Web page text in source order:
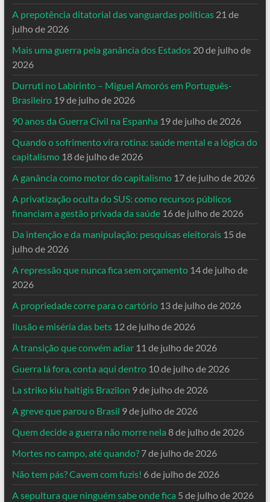
A prepotência ditatorial das vanguardas políticas 21 de
julho de 2026
Mais uma guerra pela ganância dos Estados 20 de julho de
2026
Durruti no Labirinto – Miguel Amorós em Português-
Brasileiro 19 de julho de 2026
90 anos da Guerra Civil na Espanha 19 de julho de 2026
Quando o sofrimento vira rotina: saúde mental e a lógica do
capitalismo 18 de julho de 2026
A ganância como motor do capitalismo 17 de julho de 2026
A privatização oculta do SUS: como recursos públicos
financiam a gestão privada da saúde 16 de julho de 2026
Da intenção e da manipulação: pesquisas eleitorais 15 de
julho de 2026
A repressão que nunca fica sem orçamento 14 de julho de
2026
A propriedade corre para o cartório 13 de julho de 2026
Ilusão e miséria das bets 12 de julho de 2026
A transição que convém adiar 11 de julho de 2026
Guerra lá fora, conta aqui dentro 10 de julho de 2026
La striko kiu haltigis Brazilon 9 de julho de 2026
A greve que parou o Brasil 9 de julho de 2026
Quem decide a guerra não morre nela 8 de julho de 2026
Mortes no campo, até quando? 7 de julho de 2026
Não tem pás? Cavem com fuzis! 6 de julho de 2026
A sepultura que ninguém sabe onde fica 5 de julho de 2026